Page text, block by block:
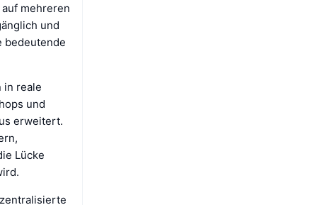
mehreren
und
bedeutende
in reale
und
erweitert.
Lücke